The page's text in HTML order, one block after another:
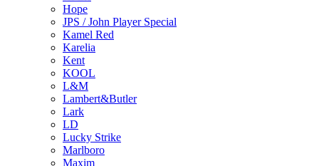
Hope
JPS / John Player Special
Kamel Red
Karelia
Kent
KOOL
L&M
Lambert&Butler
Lark
LD
Lucky Strike
Marlboro
Maxim